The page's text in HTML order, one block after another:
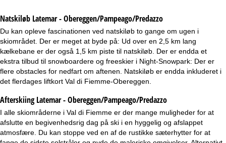
Natskiløb Latemar - Obereggen/Pampeago/Predazzo
Du kan opleve fascinationen ved natskiløb to gange om ugen i
skiområdet. Der er meget at byde på: Ud over en 2,5 km lang
kælkebane er der også 1,5 km piste til natskiløb. Der er endda et
ekstra tilbud til snowboardere og freeskier i Night-Snowpark: Der er
flere obstacles for nedfart om aftenen. Natskiløb er endda inkluderet i
det flerdages liftkort Val di Fiemme-Obereggen.
Afterskiing Latemar - Obereggen/Pampeago/Predazzo
I alle skiområderne i Val di Fiemme er der mange muligheder for at
afslutte en begivenhedsrig dag på ski i en hyggelig og afslappet
atmosfære. Du kan stoppe ved en af de rustikke sæterhytter for at